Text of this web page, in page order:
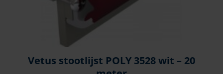
Vetus stootlijst POLY 3528 wit – 20